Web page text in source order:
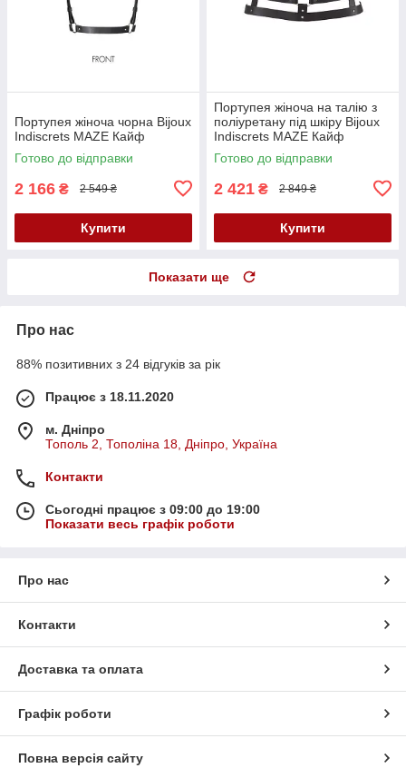
Портупея жіноча чорна Bijoux
Indiscrets MAZE Кайф
Готово до відправки
2 166 ₴ 2 549 ₴
Купити
Портупея жіноча на талію з
поліуретану під шкіру Bijoux
Indiscrets MAZE Кайф
Готово до відправки
2 421 ₴ 2 849 ₴
Купити
Показати ще
Про нас
88% позитивних з 24 відгуків за рік
Працює з 18.11.2020
м. Дніпро
Тополь 2, Тополіна 18, Дніпро, Україна
Контакти
Сьогодні працює з 09:00 до 19:00
Показати весь графік роботи
Про нас
Контакти
Доставка та оплата
Графік роботи
Повна версія сайту